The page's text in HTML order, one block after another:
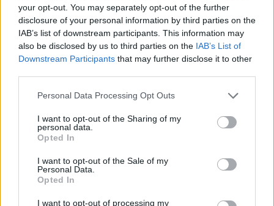
your opt-out. You may separately opt-out of the further
disclosure of your personal information by third parties on the
IAB’s list of downstream participants. This information may
also be disclosed by us to third parties on the IAB’s List of
Downstream Participants that may further disclose it to other
Please note that this website/app uses one or more Google
not limited to your visit or usage behaviour. You may click to
grant or deny consent to Google and its third-party tags to
use your data for below specified purposes in below Google
consent section.
Personal Data Processing Opt Outs
I want to opt-out of the Sharing of my
personal data.
Opted In
I want to opt-out of the Sale of my
Personal Data.
Opted In
I want to opt-out of processing my
Γιατί δεν πρέπει να βάζεις ΠΟΤΕ μαχαίρι σε
καρπούζι αν δεν κάνεις πρώτα αυτή την κίνηση